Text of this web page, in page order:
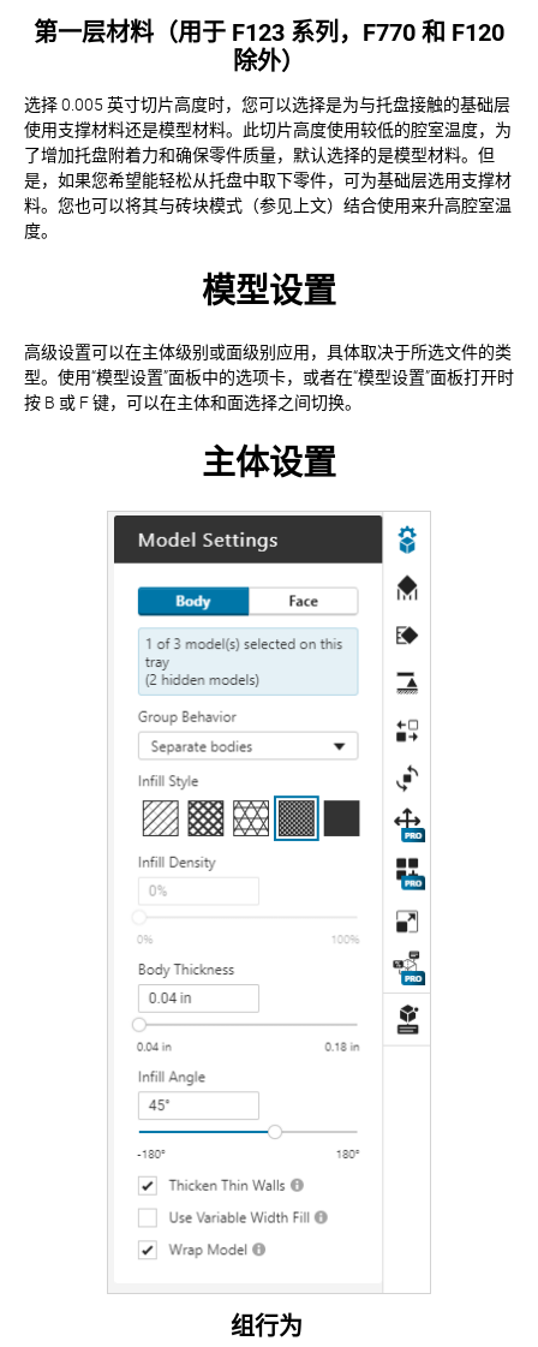
第一层材料（用于 F123 系列，F770 和 F120
除外）
选择 0.005 英寸切片高度时，您可以选择是为与托盘接触的基础层
使用支撑材料还是模型材料。此切片高度使用较低的腔室温度，为
了增加托盘附着力和确保零件质量，默认选择的是模型材料。但
是，如果您希望能轻松从托盘中取下零件，可为基础层选用支撑材
料。您也可以将其与砖块模式（参见上文）结合使用来升高腔室温
度。
模型设置
高级设置可以在主体级别或面级别应用，具体取决于所选文件的类
型。使用“模型设置”面板中的选项卡，或者在“模型设置”面板打开时
按 B 或 F 键，可以在主体和面选择之间切换。
主体设置
组行为